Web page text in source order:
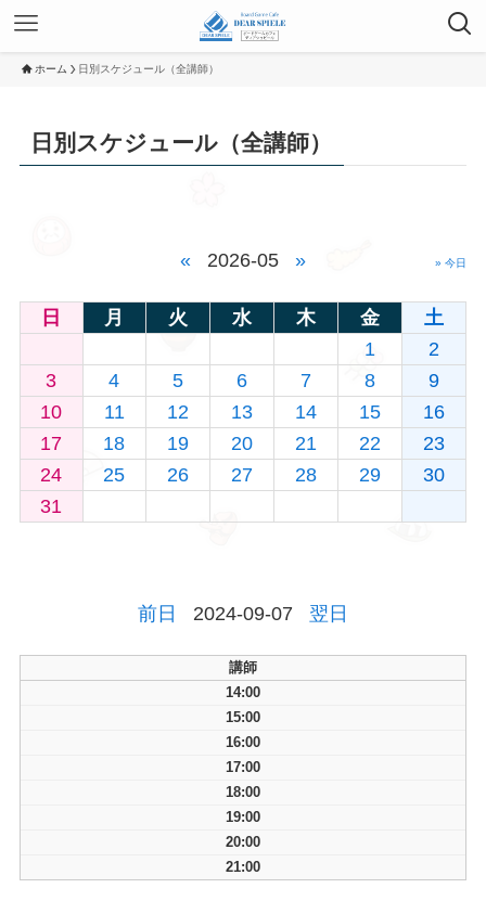
ホーム 日別スケジュール（全講師）
日別スケジュール（全講師）
« 2026-05 » » 今日
日 月 火 水 木 金
土
1
2
3
4 5 6 7 8
9
10
11 12 13 14 15
16
17
18 19 20 21 22
23
24
25 26 27 28 29
30
31
前日 2024-09-07 翌日
講師
14:00
15:00
16:00
17:00
18:00
19:00
20:00
21:00